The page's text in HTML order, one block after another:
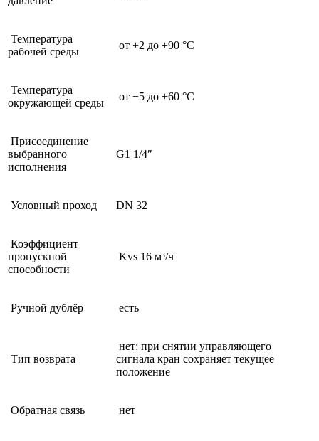
Температура
рабочей среды
от +2 до +90 °C
Температура
окружающей среды
от −5 до +60 °C
Присоединение
выбранного
исполнения
G1 1/4″
Условный проход DN 32
Коэффициент
пропускной
способности
Kvs 16 м³/ч
Ручной дублёр есть
Тип возврата
нет; при снятии управляющего
сигнала кран сохраняет текущее
положение
Обратная связь нет